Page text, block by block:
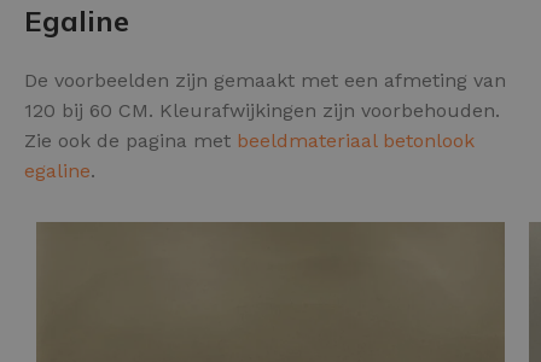
Egaline
De voorbeelden zijn gemaakt met een afmeting van
120 bij 60 CM. Kleurafwijkingen zijn voorbehouden.
Zie ook de pagina met beeldmateriaal betonlook
egaline.